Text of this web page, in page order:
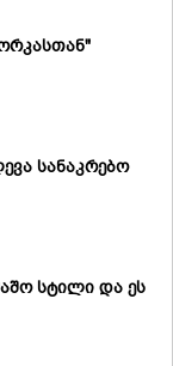
სანაკრებო
სტილი და ეს